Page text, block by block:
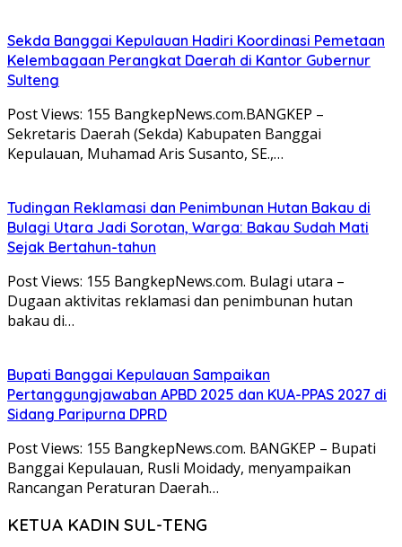
Sekda Banggai Kepulauan Hadiri Koordinasi Pemetaan
Kelembagaan Perangkat Daerah di Kantor Gubernur
Sulteng
Post Views: 155 BangkepNews.com.BANGKEP –
Sekretaris Daerah (Sekda) Kabupaten Banggai
Kepulauan, Muhamad Aris Susanto, SE.,…
Tudingan Reklamasi dan Penimbunan Hutan Bakau di
Bulagi Utara Jadi Sorotan, Warga: Bakau Sudah Mati
Sejak Bertahun-tahun
Post Views: 155 BangkepNews.com. Bulagi utara –
Dugaan aktivitas reklamasi dan penimbunan hutan
bakau di…
Bupati Banggai Kepulauan Sampaikan
Pertanggungjawaban APBD 2025 dan KUA-PPAS 2027 di
Sidang Paripurna DPRD
Post Views: 155 BangkepNews.com. BANGKEP – Bupati
Banggai Kepulauan, Rusli Moidady, menyampaikan
Rancangan Peraturan Daerah…
KETUA KADIN SUL-TENG